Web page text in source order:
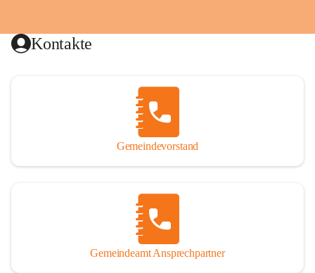
Kontakte
Gemeindevorstand
Gemeindeamt Ansprechpartner